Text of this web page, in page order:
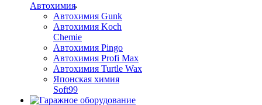
Автохимия
Автохимия Gunk
Автохимия Koch
Chemie
Автохимия Pingo
Автохимия Profi Max
Автохимия Turtle Wax
Японская химия
Soft99